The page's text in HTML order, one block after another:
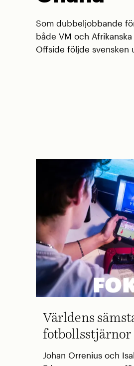
Som dubbeljobbande
både VM och
Offside följde svensken
Världens
fotbollsstjärnor
Johan Orrenius och